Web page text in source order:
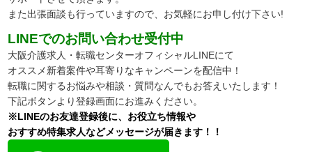
また出張面談も行っていますので、 お気軽にお申し付け下さい!
LINEでのお問い合わせ受付中
大阪介護求人・転職センターオフィシャルLINEにて
オススメ新着案件や耳寄りなキャンペーンを配信中！
転職に関するお悩みや相談・質問なんでもお答えいたします！
下記ボタンより登録画面にお進みください。
※LINEのお友達登録後に、お役立ち情報や
おすすめ特集求人などメッセージが届きます！！